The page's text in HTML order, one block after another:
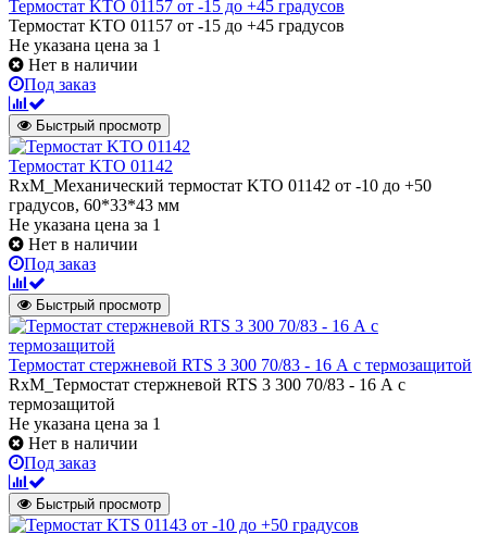
Термостат KTO 01157 от -15 до +45 градусов
Термостат KTO 01157 от -15 до +45 градусов
Не указана цена за 1
Нет в наличии
Под заказ
Быстрый просмотр
Термостат KTO 01142
RxM_Механический термостат KTO 01142 от -10 до +50
градусов, 60*33*43 мм
Не указана цена за 1
Нет в наличии
Под заказ
Быстрый просмотр
Термостат стержневой RTS 3 300 70/83 - 16 А с термозащитой
RxM_Термостат стержневой RTS 3 300 70/83 - 16 А с
термозащитой
Не указана цена за 1
Нет в наличии
Под заказ
Быстрый просмотр